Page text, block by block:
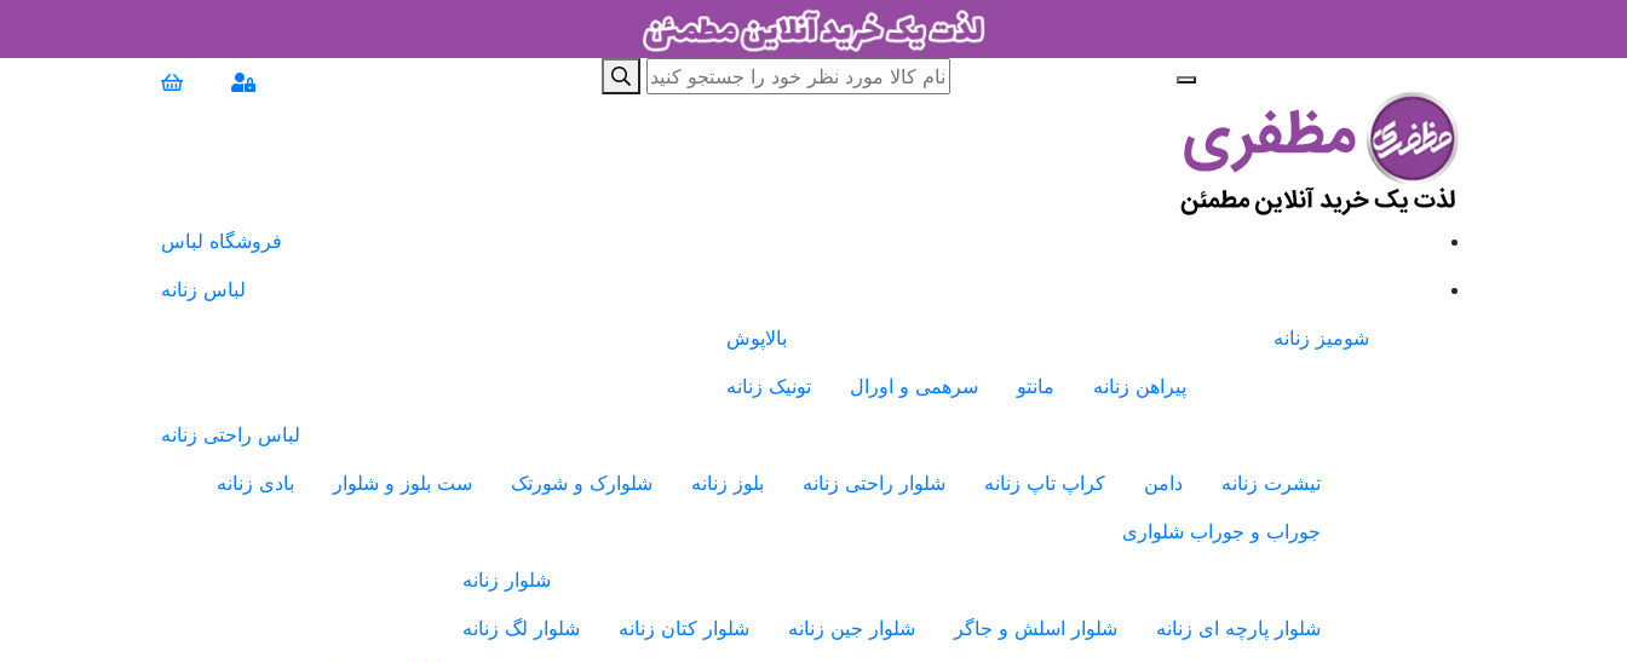
فروشگاه لباس
لباس زنانه
شومیز زنانه
بالاپوش
پیراهن زنانه
مانتو سرهمی و اورال
تونیک زنانه
لباس راحتی زنانه
تیشرت زنانه
دامن کراپ تاپ زنانه شلوار راحتی زنانه بلوز زنانه شلوارک و شورتک ست بلوز و شلوار
بادی زنانه
جوراب و جوراب شلواری
شلوار زنانه
شلوار پارچه ای زنانه
شلوار اسلش و جاگر شلوار جین زنانه شلوار کتان زنانه
شلوار لگ زنانه